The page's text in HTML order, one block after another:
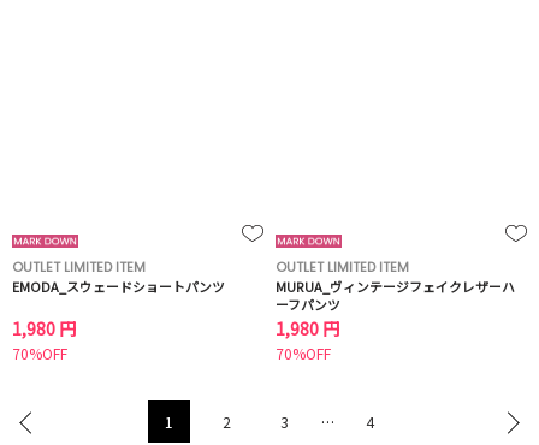
OUTLET LIMITED ITEM
EMODA_スウェードショートパンツ
1,980 円
70%OFF
OUTLET LIMITED ITEM
MURUA_ヴィンテージフェイクレザーハ
ーフパンツ
1,980 円
70%OFF
1 2 3 … 4